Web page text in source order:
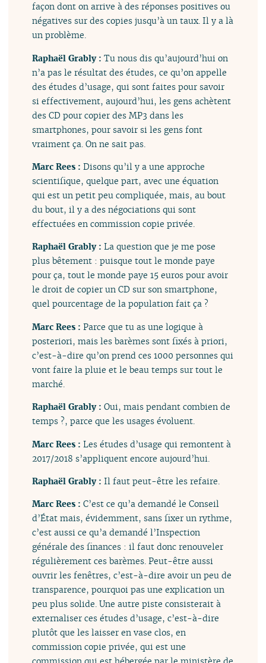
façon dont on arrive à des réponses positives ou
négatives sur des copies jusqu’à un taux. Il y a là
un problème.
Raphaël Grably :Tu nous dis qu’aujourd’hui on
n’a pas le résultat des études, ce qu’on appelle
des études d’usage, qui sont faites pour savoir
si effectivement, aujourd’hui, les gens achètent
des CD pour copier des MP3 dans les
smartphones, pour savoir si les gens font
vraiment ça. On ne sait pas.
Marc Rees :Disons qu’il y a une approche
scientifique, quelque part, avec une équation
qui est un petit peu compliquée, mais, au bout
du bout, il y a des négociations qui sont
effectuées en commission copie privée.
Raphaël Grably :La question que je me pose
plus bêtement : puisque tout le monde paye
pour ça, tout le monde paye 15 euros pour avoir
le droit de copier un CD sur son smartphone,
quel pourcentage de la population fait ça ?
Marc Rees :Parce que tu as une logique à
posteriori, mais les barèmes sont fixés à priori,
c’est-à-dire qu’on prend ces 1000 personnes qui
vont faire la pluie et le beau temps sur tout le
marché.
Raphaël Grably :Oui, mais pendant combien de
temps ?, parce que les usages évoluent.
Marc Rees :Les études d’usage qui remontent à
2017/2018 s’appliquent encore aujourd’hui.
Raphaël Grably :Il faut peut-être les refaire.
Marc Rees :C’est ce qu’a demandé le Conseil
d’État mais, évidemment, sans fixer un rythme,
c’est aussi ce qu’a demandé l’Inspection
générale des finances : il faut donc renouveler
régulièrement ces barèmes. Peut-être aussi
ouvrir les fenêtres, c’est-à-dire avoir un peu de
transparence, pourquoi pas une explication un
peu plus solide. Une autre piste consisterait à
externaliser ces études d’usage, c’est-à-dire
plutôt que les laisser en vase clos, en
commission copie privée, qui est une